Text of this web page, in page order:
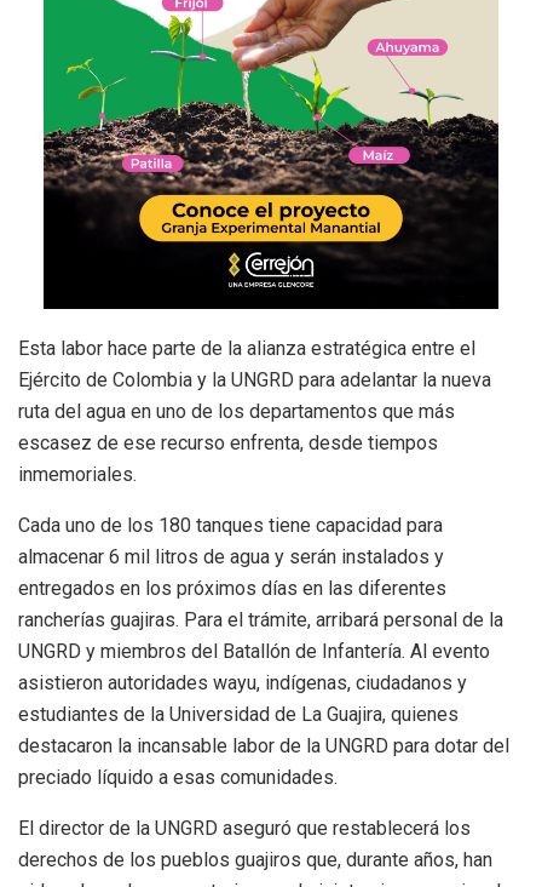
Esta labor hace parte de la alianza estratégica entre el
Ejército de Colombia y la UNGRD para adelantar la nueva
ruta del agua en uno de los departamentos que más
escasez de ese recurso enfrenta, desde tiempos
inmemoriales.
Cada uno de los 180 tanques tiene capacidad para
almacenar 6 mil litros de agua y serán instalados y
entregados en los próximos días en las diferentes
rancherías guajiras. Para el trámite, arribará personal de la
UNGRD y miembros del Batallón de Infantería. Al evento
asistieron autoridades wayu, indígenas, ciudadanos y
estudiantes de la Universidad de La Guajira, quienes
destacaron la incansable labor de la UNGRD para dotar del
preciado líquido a esas comunidades.
El director de la UNGRD aseguró que restablecerá los
derechos de los pueblos guajiros que, durante años, han